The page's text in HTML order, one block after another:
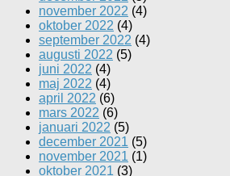
november 2022 (4)
oktober 2022 (4)
september 2022 (4)
augusti 2022 (5)
juni 2022 (4)
maj 2022 (4)
april 2022 (6)
mars 2022 (6)
januari 2022 (5)
december 2021 (5)
november 2021 (1)
oktober 2021 (3)